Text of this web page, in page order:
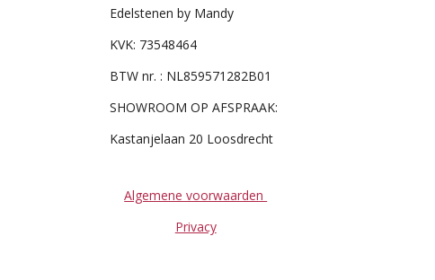
Edelstenen by Mandy
KVK: 73548464
BTW nr. : NL859571282B01
SHOWROOM OP AFSPRAAK:
Kastanjelaan 20 Loosdrecht
Algemene voorwaarden
Privacy